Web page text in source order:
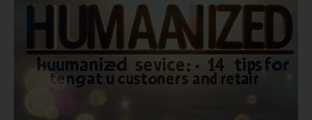
Encantar
Seus
Fidelizar